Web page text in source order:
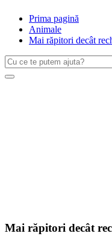
Prima pagină
Animale
Mai răpitori decât
Caută
după:
Search
Mai răpitori decât